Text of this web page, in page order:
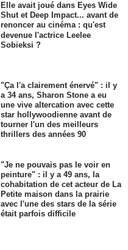
Elle avait joué dans Eyes Wide
Shut et Deep Impact... avant de
renoncer au cinéma : qu'est
devenue l'actrice Leelee
Sobieksi ?
"Ça l'a clairement énervé" : il y
a 34 ans, Sharon Stone a eu
une vive altercation avec cette
star hollywoodienne avant de
tourner l'un des meilleurs
thrillers des années 90
"Je ne pouvais pas le voir en
peinture" : il y a 49 ans, la
cohabitation de cet acteur de La
Petite maison dans la prairie
avec l'une des stars de la série
était parfois difficile